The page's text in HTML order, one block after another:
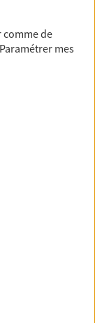
votre
comme de
mes